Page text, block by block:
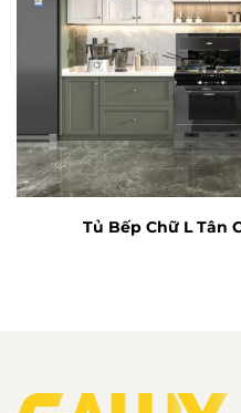
Tủ Bếp Chữ L Tân